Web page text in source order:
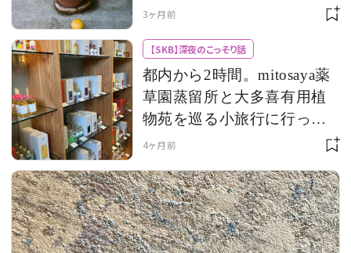
小旅行
3ヶ月前
【SKB】深夜のこっそり話
都内から2時間。mitosaya薬
草園蒸留所と大多喜有用植
物苑を巡る小旅行に行って
きました！
4ヶ月前